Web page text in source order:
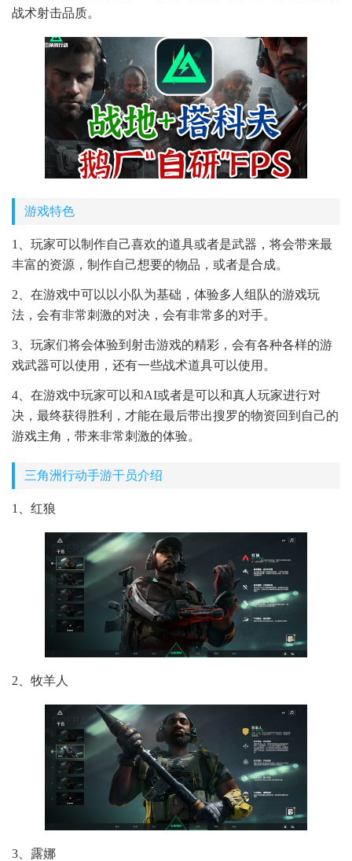
战术射击品质。
游戏特色
1、玩家可以制作自己喜欢的道具或者是武器，将会带来最
丰富的资源，制作自己想要的物品，或者是合成。
2、在游戏中可以以小队为基础，体验多人组队的游戏玩
法，会有非常刺激的对决，会有非常多的对手。
3、玩家们将会体验到射击游戏的精彩，会有各种各样的游
戏武器可以使用，还有一些战术道具可以使用。
4、在游戏中玩家可以和AI或者是可以和真人玩家进行对
决，最终获得胜利，才能在最后带出搜罗的物资回到自己的
游戏主角，带来非常刺激的体验。
三角洲行动手游干员介绍
1、红狼
2、牧羊人
3、露娜